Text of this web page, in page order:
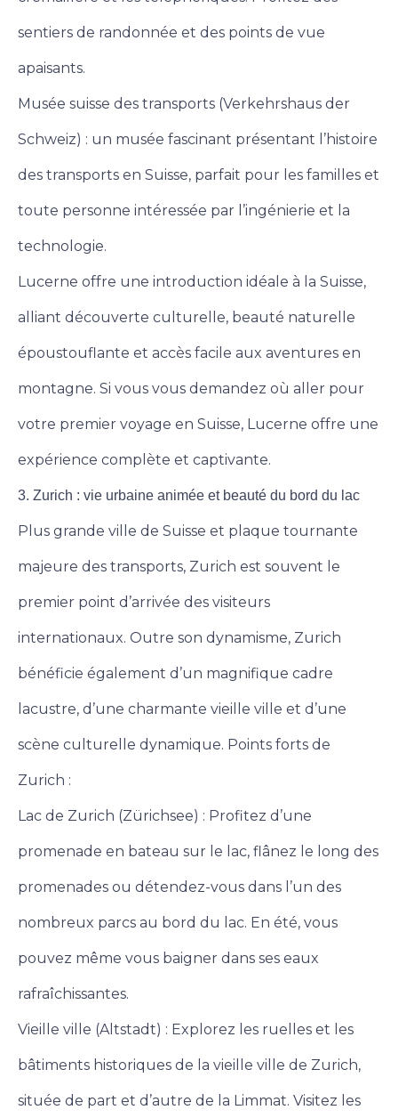
sentiers de randonnée et des points de vue
apaisants.
Musée suisse des transports (Verkehrshaus der
Schweiz) : un musée fascinant présentant l’histoire
des transports en Suisse, parfait pour les familles et
toute personne intéressée par l’ingénierie et la
technologie.
Lucerne offre une introduction idéale à la Suisse,
alliant découverte culturelle, beauté naturelle
époustouflante et accès facile aux aventures en
montagne. Si vous vous demandez où aller pour
votre premier voyage en Suisse, Lucerne offre une
expérience complète et captivante.
3. Zurich : vie urbaine animée et beauté du bord du lac
Plus grande ville de Suisse et plaque tournante
majeure des transports, Zurich est souvent le
premier point d’arrivée des visiteurs
internationaux. Outre son dynamisme, Zurich
bénéficie également d’un magnifique cadre
lacustre, d’une charmante vieille ville et d’une
scène culturelle dynamique. Points forts de
Zurich :
Lac de Zurich (Zürichsee) : Profitez d’une
promenade en bateau sur le lac, flânez le long des
promenades ou détendez-vous dans l’un des
nombreux parcs au bord du lac. En été, vous
pouvez même vous baigner dans ses eaux
rafraîchissantes.
Vieille ville (Altstadt) : Explorez les ruelles et les
bâtiments historiques de la vieille ville de Zurich,
située de part et d’autre de la Limmat. Visitez les